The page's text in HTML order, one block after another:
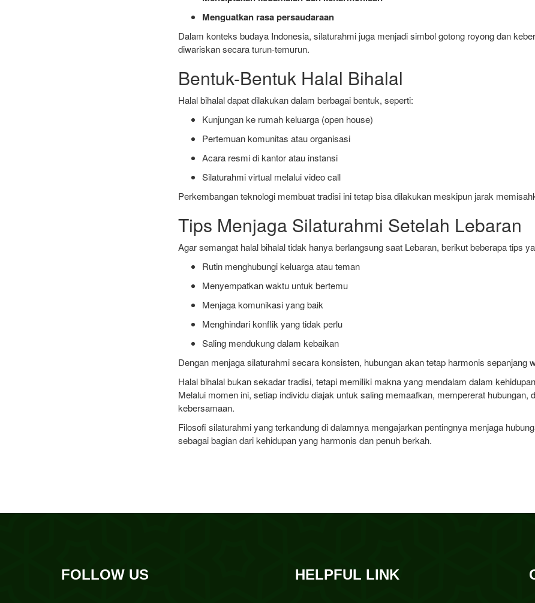
Menguatkan rasa persaudaraan
Dalam konteks budaya Indonesia, silaturahmi juga menjadi simbol gotong royong dan
diwariskan secara turun-temurun.
Bentuk-Bentuk Halal Bihalal
Halal bihalal dapat dilakukan dalam berbagai bentuk, seperti:
Kunjungan ke rumah keluarga (open house)
Pertemuan komunitas atau organisasi
Acara resmi di kantor atau instansi
Silaturahmi virtual melalui video call
Perkembangan teknologi membuat tradisi ini tetap bisa dilakukan meskipun jarak
Tips Menjaga Silaturahmi Setelah Lebaran
Agar semangat halal bihalal tidak hanya berlangsung saat Lebaran, berikut beberapa tips
Rutin menghubungi keluarga atau teman
Menyempatkan waktu untuk bertemu
Menjaga komunikasi yang baik
Menghindari konflik yang tidak perlu
Saling mendukung dalam kebaikan
Dengan menjaga silaturahmi secara konsisten, hubungan akan tetap harmonis sepanjang
Halal bihalal bukan sekadar tradisi, tetapi memiliki makna yang mendalam dalam
Melalui momen ini, setiap individu diajak untuk saling memaafkan, mempererat hubungan,
kebersamaan.
Filosofi silaturahmi yang terkandung di dalamnya mengajarkan pentingnya menjaga
sebagai bagian dari kehidupan yang harmonis dan penuh berkah.
FOLLOW US HELPFUL LINK